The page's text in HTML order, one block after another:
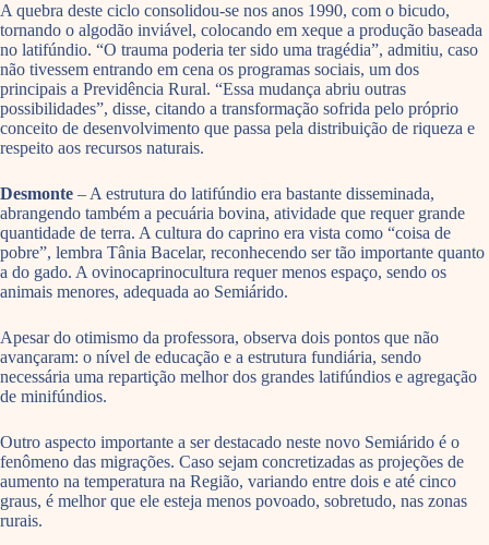
A quebra deste ciclo consolidou-se nos anos 1990, com o bicudo,
tornando o algodão inviável, colocando em xeque a produção baseada
no latifúndio. “O trauma poderia ter sido uma tragédia”, admitiu, caso
não tivessem entrando em cena os programas sociais, um dos
principais a Previdência Rural. “Essa mudança abriu outras
possibilidades”, disse, citando a transformação sofrida pelo próprio
conceito de desenvolvimento que passa pela distribuição de riqueza e
respeito aos recursos naturais.
Desmonte – A estrutura do latifúndio era bastante disseminada,
abrangendo também a pecuária bovina, atividade que requer grande
quantidade de terra. A cultura do caprino era vista como “coisa de
pobre”, lembra Tânia Bacelar, reconhecendo ser tão importante quanto
a do gado. A ovinocaprinocultura requer menos espaço, sendo os
animais menores, adequada ao Semiárido.
Apesar do otimismo da professora, observa dois pontos que não
avançaram: o nível de educação e a estrutura fundiária, sendo
necessária uma repartição melhor dos grandes latifúndios e agregação
de minifúndios.
Outro aspecto importante a ser destacado neste novo Semiárido é o
fenômeno das migrações. Caso sejam concretizadas as projeções de
aumento na temperatura na Região, variando entre dois e até cinco
graus, é melhor que ele esteja menos povoado, sobretudo, nas zonas
rurais.